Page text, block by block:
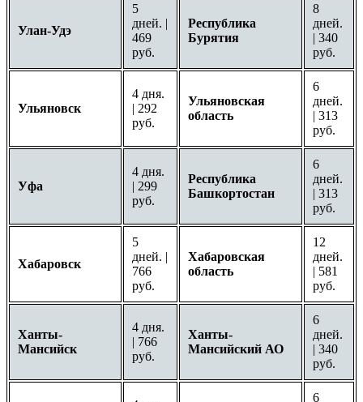
Улан-Удэ
5
дней. |
469
руб.
Республика
Бурятия
8
дней.
| 340
руб.
Ульяновск
4 дня.
| 292
руб.
Ульяновская
область
6
дней.
| 313
руб.
Уфа
4 дня.
| 299
руб.
Республика
Башкортостан
6
дней.
| 313
руб.
Хабаровск
5
дней. |
766
руб.
Хабаровская
область
12
дней.
| 581
руб.
Ханты-
Мансийск
4 дня.
| 766
руб.
Ханты-
Мансийский АО
6
дней.
| 340
руб.
6